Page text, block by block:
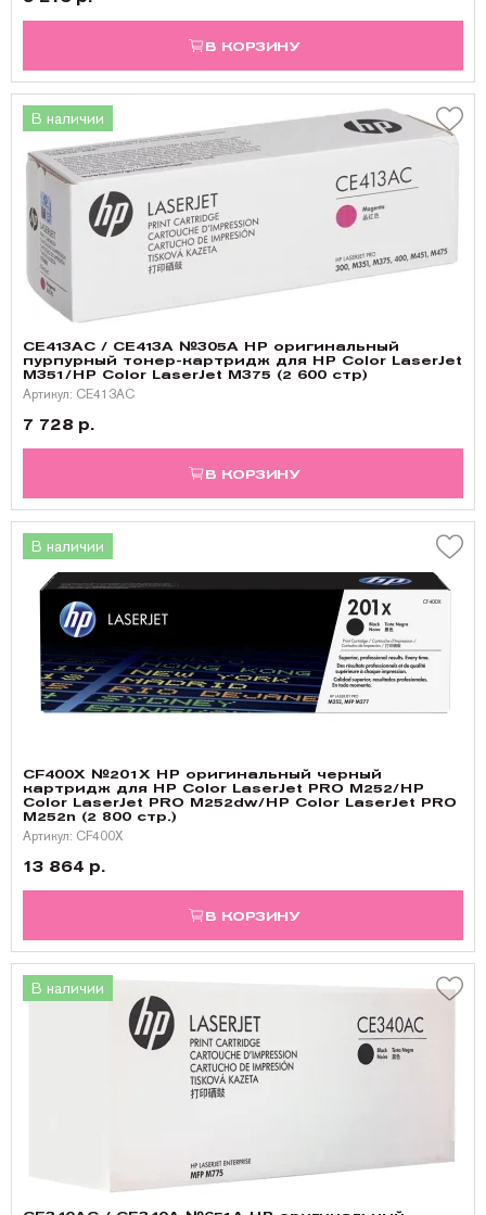
В КОРЗИНУ
В наличии
CE413AC / CE413A №305A HP оригинальный
пурпурный тонер-картридж для HP Color LaserJet
M351/HP Color LaserJet M375 (2 600 стр)
Артикул: CE413AC
7 728 р.
В КОРЗИНУ
В наличии
CF400X №201X HP оригинальный черный
картридж для HP Color LaserJet PRO M252/HP
Color LaserJet PRO M252dw/HP Color LaserJet PRO
M252n (2 800 стр.)
Артикул: CF400X
13 864 р.
В КОРЗИНУ
В наличии